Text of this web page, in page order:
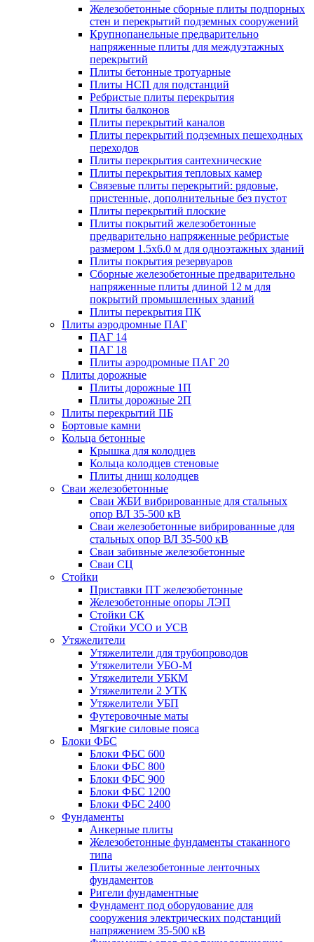
Железобетонные сборные плиты подпорных
стен и перекрытий подземных сооружений
Крупнопанельные предварительно
напряженные плиты для междуэтажных
перекрытий
Плиты бетонные тротуарные
Плиты НСП для подстанций
Ребристые плиты перекрытия
Плиты балконов
Плиты перекрытий каналов
Плиты перекрытий подземных пешеходных
переходов
Плиты перекрытия сантехнические
Плиты перекрытия тепловых камер
Связевые плиты перекрытий: рядовые,
пристенные, дополнительные без пустот
Плиты перекрытий плоские
Плиты покрытий железобетонные
предварительно напряженные ребристые
размером 1.5х6.0 м для одноэтажных зданий
Плиты покрытия резервуаров
Сборные железобетонные предварительно
напряженные плиты длиной 12 м для
покрытий промышленных зданий
Плиты перекрытия ПК
Плиты аэродромные ПАГ
ПАГ 14
ПАГ 18
Плиты аэродромные ПАГ 20
Плиты дорожные
Плиты дорожные 1П
Плиты дорожные 2П
Плиты перекрытий ПБ
Бортовые камни
Кольца бетонные
Крышка для колодцев
Кольца колодцев стеновые
Плиты днищ колодцев
Сваи железобетонные
Сваи ЖБИ вибрированные для стальных
опор ВЛ 35-500 кВ
Сваи железобетонные вибрированные для
стальных опор ВЛ 35-500 кВ
Сваи забивные железобетонные
Сваи СЦ
Стойки
Приставки ПТ железобетонные
Железобетонные опоры ЛЭП
Стойки СК
Стойки УСО и УСВ
Утяжелители
Утяжелители для трубопроводов
Утяжелители УБО-М
Утяжелители УБКМ
Утяжелители 2 УТК
Утяжелители УБП
Футеровочные маты
Мягкие силовые пояса
Блоки ФБС
Блоки ФБС 600
Блоки ФБС 800
Блоки ФБС 900
Блоки ФБС 1200
Блоки ФБС 2400
Фундаменты
Анкерные плиты
Железобетонные фундаменты стаканного
типа
Плиты железобетонные ленточных
фундаментов
Ригели фундаментные
Фундамент под оборудование для
сооружения электрических подстанций
напряжением 35-500 кВ